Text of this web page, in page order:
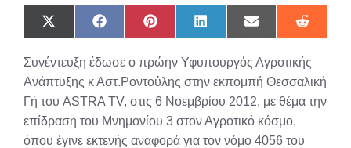
Share
on
(Twitter)
Share
on
Share
on
Share
on
Share
on
Share
on
Συνέντευξη έδωσε ο πρώην Υφυπουργός Αγροτικής
Ανάπτυξης κ Αστ.Ροντούλης στην εκπομπή Θεσσαλική
Γή του ASTRA TV, στις 6 Νοεμβρίου 2012, με θέμα την
επίδραση του Μνημονίου 3 στον Αγροτικό κόσμο,
όπου έγινε εκτενής αναφορά για τον νόμο 4056 του